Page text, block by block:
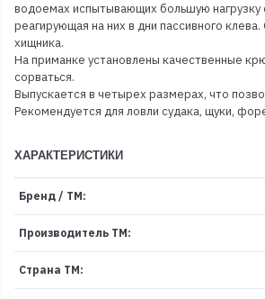
водоемах испытывающих большую
реагирующая на них в дни пассивного
хищника.
На приманке установлены качественные
сорваться.
Выпускается в четырех размерах, что
Рекомендуется для ловли судака, щуки,
ХАРАКТЕРИСТИКИ
Бренд / ТМ:
Производитель ТМ:
Страна ТМ: